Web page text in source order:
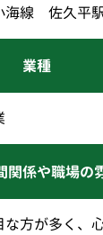
海線 佐久平
業種
関係や職場の
方が多く、